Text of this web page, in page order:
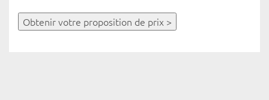
Obtenir votre proposition de prix >